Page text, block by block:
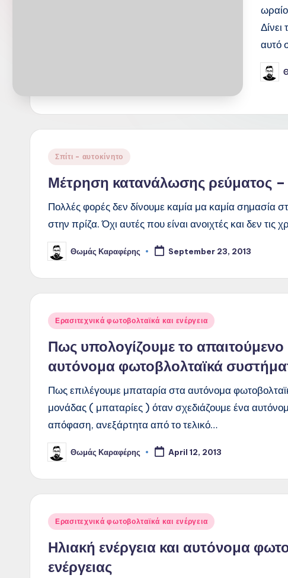
αυτό
by
Posted
Σπίτι - αυτοκίνητο
Μέτρηση κατανάλωσης ρεύματος –
Πολλές φορές δεν δίνουμε καμία μα καμία σημασία
στην πρίζα. Όχι αυτές που είναι ανοιχτές και δεν
Posted
by
Θωμάς Καραφέρης September 23, 2013
Posted
Ερασιτεχνικά φωτοβολταϊκά και ενέργεια
Πως υπολογίζουμε το
αυτόνομα φωτοβλολταϊκά
Πως επιλέγουμε μπαταρία στα αυτόνομα
μονάδας ( μπαταρίες ) όταν σχεδιάζουμε ένα
απόφαση, ανεξάρτητα από το τελικό…
Posted
by
Θωμάς Καραφέρης April 12, 2013
Posted
Ερασιτεχνικά φωτοβολταϊκά και ενέργεια
Ηλιακή ενέργεια και αυτόνομα
ενέργειας